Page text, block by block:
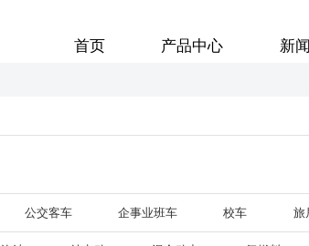
首页 产品中心
8-9米
9-10米
31-40座
41-50座
新
公交客车 企事业班车 校车 旅